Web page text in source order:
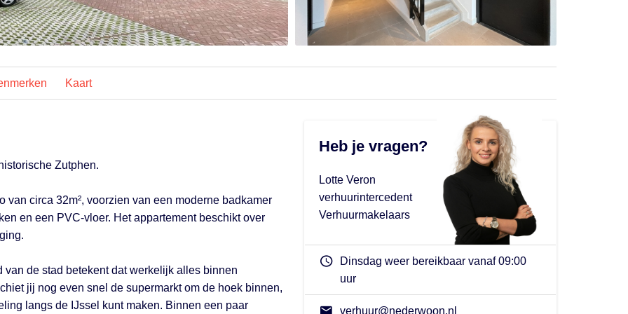
Kaart
Zutphen.
circa 32m², voorzien van een moderne badkamer
en een PVC-vloer. Het appartement beschikt over
de stad betekent dat werkelijk alles binnen
jij nog even snel de supermarkt om de hoek binnen,
langs de IJssel kunt maken. Binnen een paar
Heb je vragen?
Lotte Veron
verhuurintercedent
Verhuurmakelaars
Dinsdag weer bereikbaar vanaf 09:00
uur
verhuur@nederwoon.nl